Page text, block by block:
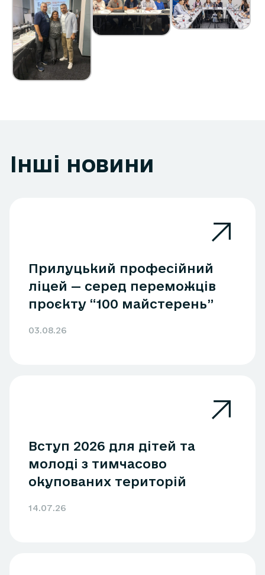
Інші новини
Прилуцький професійний
ліцей — серед переможців
проєкту “100 майстерень”
03.08.26
Вступ 2026 для дітей та
молоді з тимчасово
окупованих територій
14.07.26